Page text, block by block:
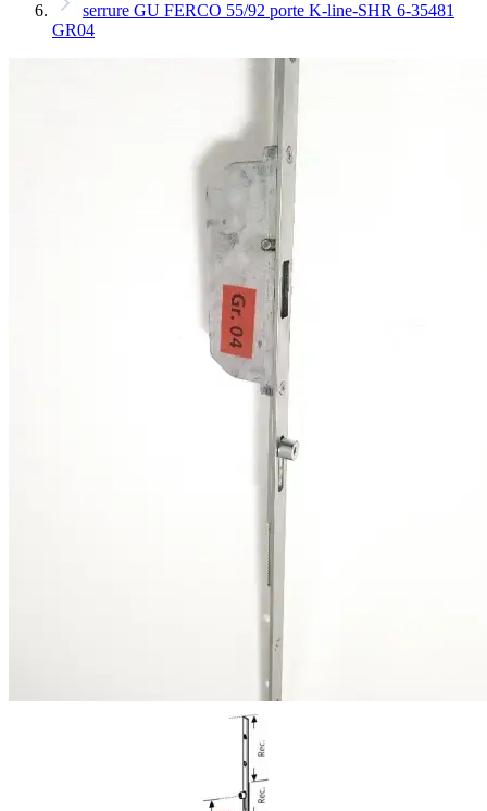
serrure GU FERCO 55/92 porte K-line-SHR 6-35481
GR04